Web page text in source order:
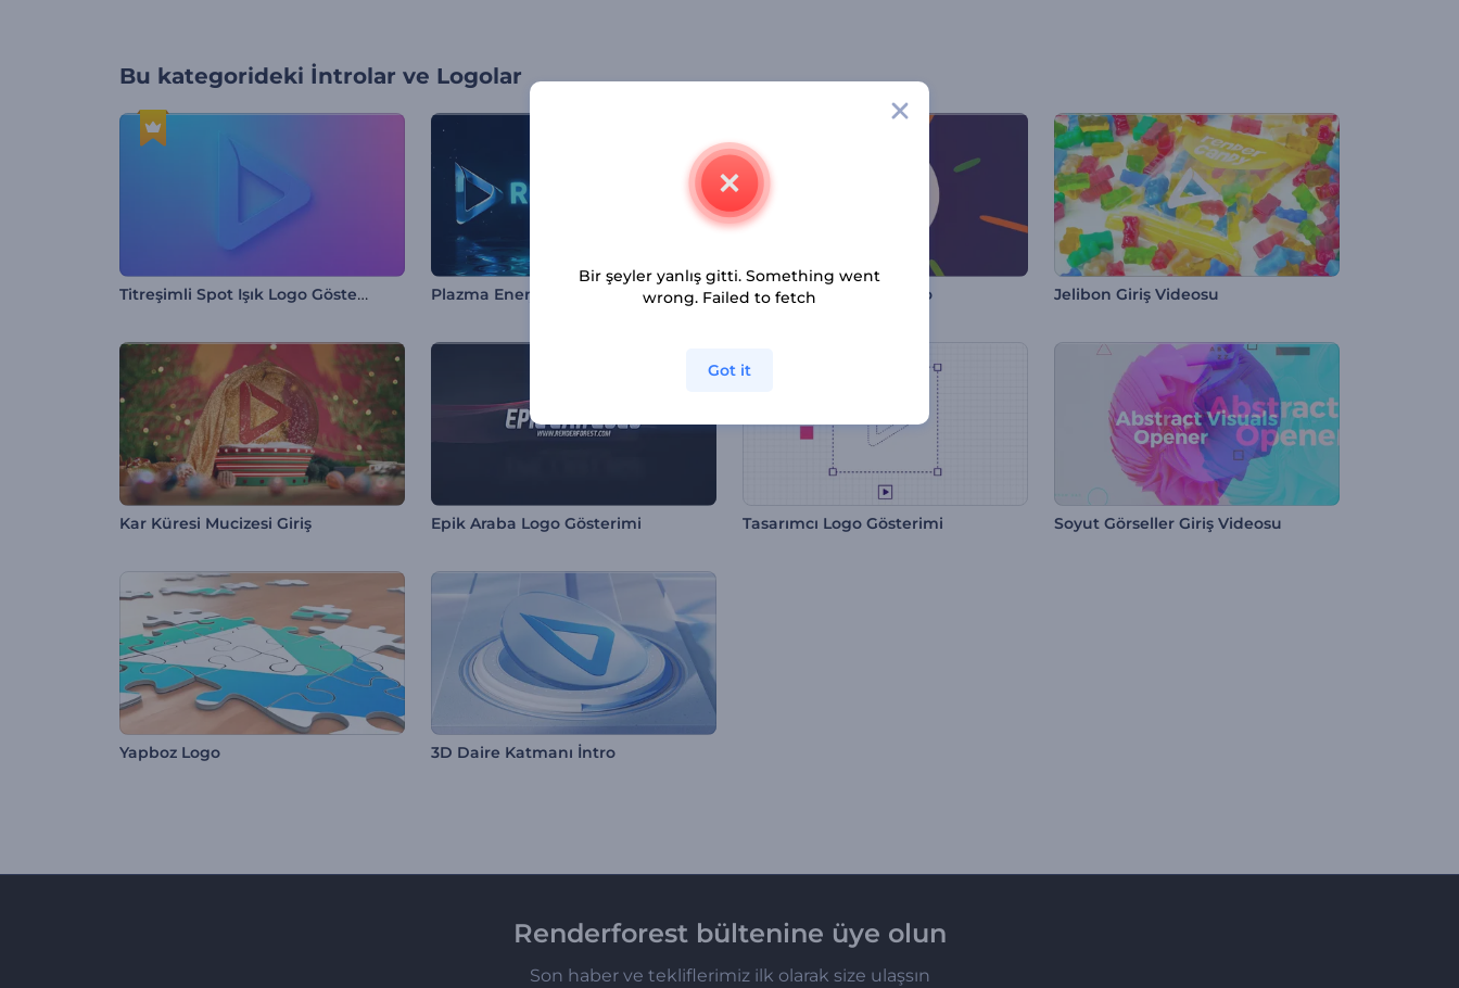
Bu kategorideki İntrolar ve Logolar
Titreşimli Spot Işık Logo Gösterimi Plazma Enerji Logosu Hareketli Görseller İntro Jelibon Giriş Videosu
Kar Küresi Mucizesi Giriş Epik Araba Logo Gösterimi Tasarımcı Logo Gösterimi Soyut Görseller Giriş Videosu
Yapboz Logo 3D Daire Katmanı İntro
Renderforest bültenine üye olun
Son haber ve tekliflerimiz ilk olarak size ulaşsın
Bir şeyler yanlış gitti. Something went
wrong. Failed to fetch
Got it